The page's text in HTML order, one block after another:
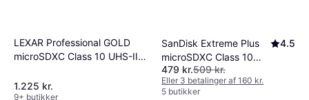
LEXAR Professional GOLD
microSDXC Class 10 UHS-II
256GB
1.225 kr.
9+ butikker
SanDisk Extreme Plus
microSDXC Class 10
UHS-I U3 V30 A2
200/140MB/s 256GB
4.5
479 kr.509 kr.
Eller 3 betalinger af 160 kr.
5 butikker